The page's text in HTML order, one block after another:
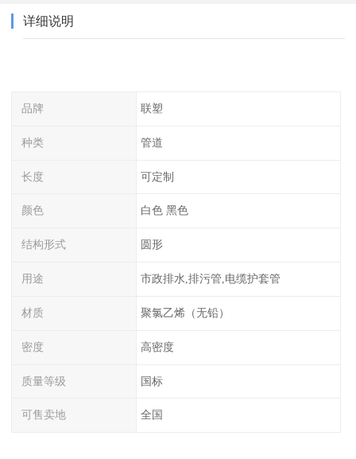
详细说明
品牌 联塑
种类 管道
长度 可定制
颜色 白色 黑色
结构形式 圆形
用途 市政排水,排污管,电缆护套管
材质 聚氯乙烯（无铅）
密度 高密度
质量等级 国标
可售卖地 全国